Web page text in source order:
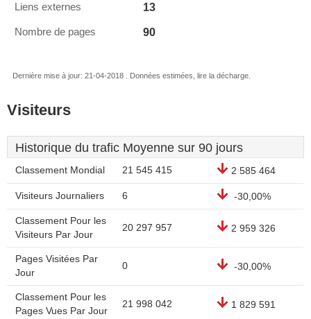
Liens externes 13
Nombre de pages 90
Dernière mise à jour: 21-04-2018 . Données estimées, lire la décharge.
Visiteurs
Historique du trafic Moyenne sur 90 jours
Classement Mondial 21 545 415 2 585 464
Visiteurs Journaliers 6 -30,00%
Classement Pour les
Visiteurs Par Jour
20 297 957 2 959 326
Pages Visitées Par
Jour
0 -30,00%
Classement Pour les
Pages Vues Par Jour
21 998 042 1 829 591